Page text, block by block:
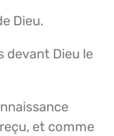
Dieu.
devant Dieu le
et comme